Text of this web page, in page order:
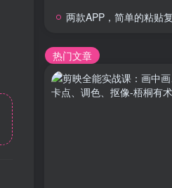
两款APP，简单的粘贴复制，两分钟八
热门文章